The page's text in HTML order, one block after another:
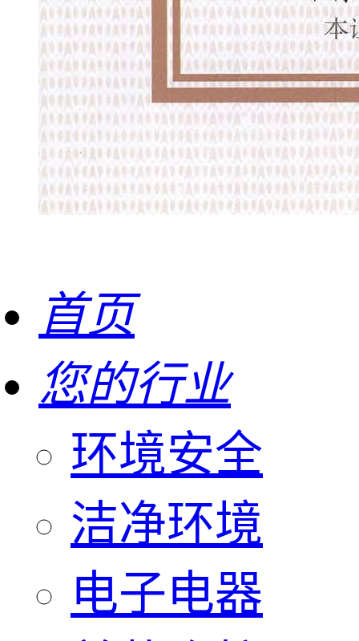
首页
您的行业
环境安全
洁净环境
电子电器